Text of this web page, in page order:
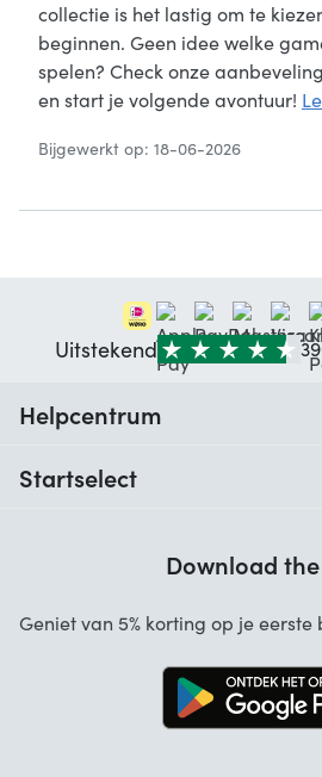
collectie is het lastig om te
beginnen. Geen idee welke
spelen? Check onze
en start je volgende avontuur!
Bijgewerkt op: 18-06-2026
Uitstekend
Helpcentrum
Startselect
Startselect App
Download
Geniet van 5% korting op je